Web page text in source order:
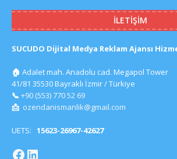
İLETIŞIM
SUCUDO Dijital Medya Reklam Ajansı
🏠 Adalet mah. Anadolu cad. Megapol Tower
41/81 35530 Bayraklı İzmir / Türkiye
📞 +90 (553) 770 52 69
📩 ozendanismanlik@gmail.com
UETS: 15623-26967-42627